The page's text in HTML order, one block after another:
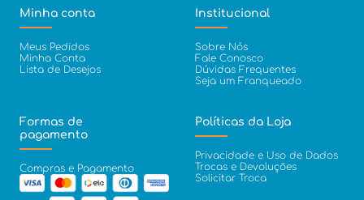
Minha conta
Meus Pedidos
Minha Conta
Lista de Desejos
Institucional
Sobre Nós
Fale Conosco
Dúvidas Frequentes
Seja um Franqueado
Formas de
pagamento
Compras e Pagamento
Políticas da Loja
Privacidade e Uso de Dados
Trocas e Devoluções
Solicitar Troca